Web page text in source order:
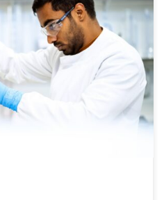
TranspariMED, en collaboration
et Cochrane Belgium. Tous
européennes de
de la publication des résultats
En Belgique, les résultats des